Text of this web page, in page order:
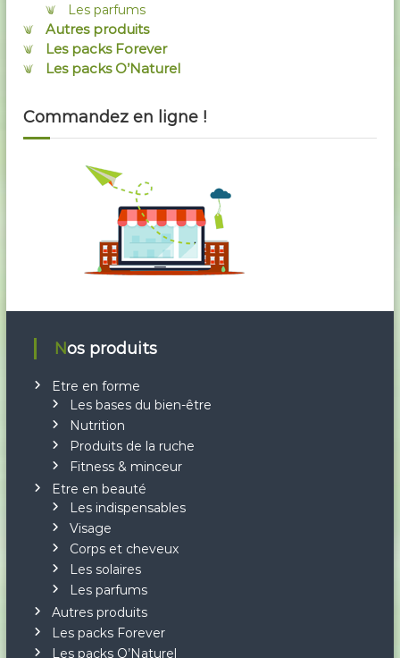
Les parfums
Autres produits
Les packs Forever
Les packs O’Naturel
Commandez en ligne !
Nos produits
Etre en forme
Les bases du bien-être
Nutrition
Produits de la ruche
Fitness & minceur
Etre en beauté
Les indispensables
Visage
Corps et cheveux
Les solaires
Les parfums
Autres produits
Les packs Forever
Les packs O’Naturel